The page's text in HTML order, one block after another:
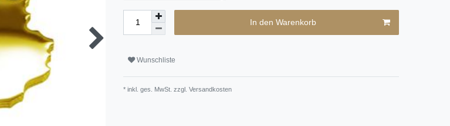
In den Warenkorb
Wunschliste
* inkl. ges. MwSt. zzgl. Versandkosten